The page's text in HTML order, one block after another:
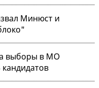
Минюст и
выборы в МО